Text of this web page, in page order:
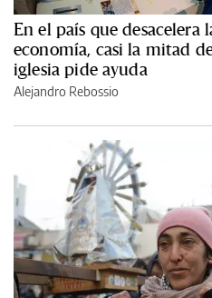
En el país que desacelera
economía, casi la mitad
iglesia pide ayuda
Alejandro Rebossio